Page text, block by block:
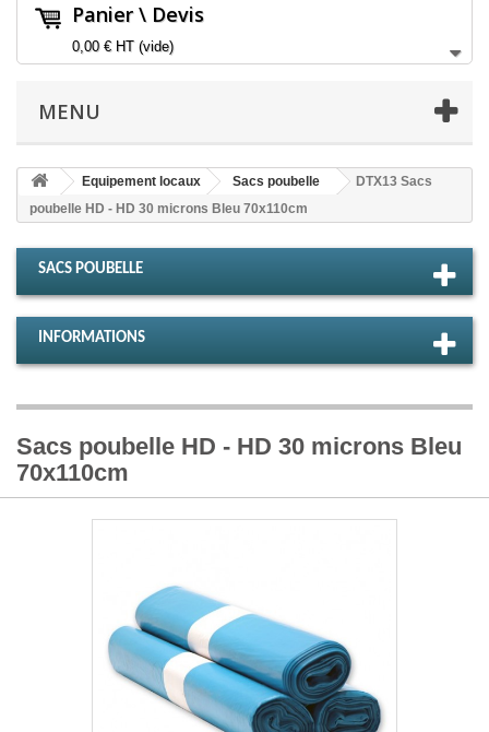
Panier \ Devis
0,00 €HT (vide)
MENU
Equipement locaux Sacs poubelle
DTX13 Sacs
poubelle HD - HD 30 microns Bleu 70x110cm
SACS POUBELLE
INFORMATIONS
Sacs poubelle HD - HD 30 microns Bleu
70x110cm